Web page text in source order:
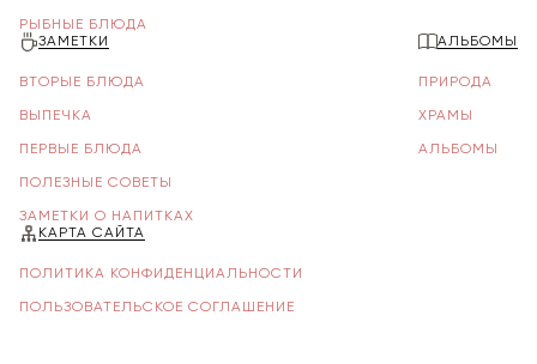
РЫБНЫЕ БЛЮДА
ЗАМЕТКИ
ВТОРЫЕ БЛЮДА
ВЫПЕЧКА
ПЕРВЫЕ БЛЮДА
ПОЛЕЗНЫЕ СОВЕТЫ
ЗАМЕТКИ О НАПИТКАХ
АЛЬБОМЫ
ПРИРОДА
ХРАМЫ
АЛЬБОМЫ
КАРТА САЙТА
ПОЛИТИКА КОНФИДЕНЦИАЛЬНОСТИ
ПОЛЬЗОВАТЕЛЬСКОЕ СОГЛАШЕНИЕ